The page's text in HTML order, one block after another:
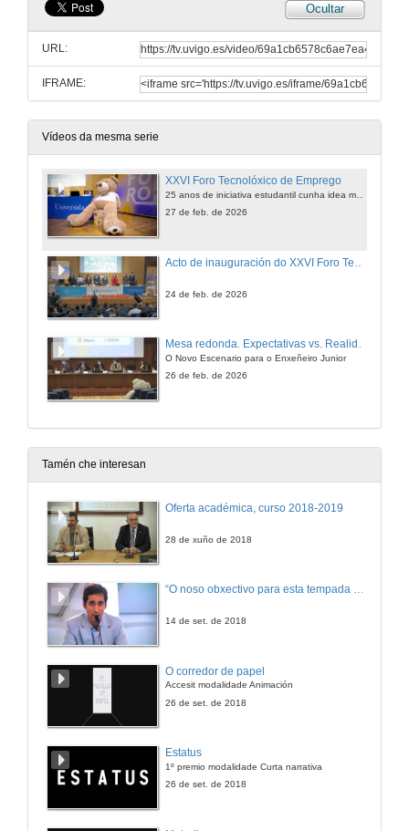
Ocultar
URL:
IFRAME:
Vídeos da mesma serie
XXVI Foro Tecnolóxico de Emprego
27 de feb. de 2026
24 de feb. de 2026
Mesa redonda. Expectativas vs. Realidade
O Novo Escenario para o Enxeñeiro Junior
26 de feb. de 2026
Tamén che interesan
Oferta académica, curso 2018-2019
28 de xuño de 2018
“O noso obxectivo para esta tempada é manter a categoría”
14 de set. de 2018
O corredor de papel
Accesit modalidade Animación
26 de set. de 2018
Estatus
1º premio modalidade Curta narrativa
26 de set. de 2018